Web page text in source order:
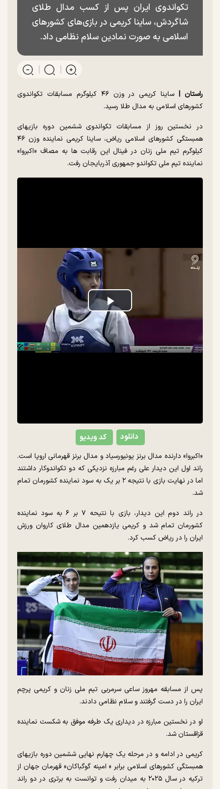
تکواندوی ایران پس از کسب مدال طلای
شاگردش، ساینا کریمی در بازی‌های کشورهای
اسلامی به صورت نمادین سلام نظامی داد.
راستان |
ساینا کریمی در وزن ۴۶ کیلوگرم مسابقات تکواندوی
کشورهای اسلامی به مدال طلا رسید.
در نخستین روز از مسابقات تکواندوی ششمین دوره بازیهای
همبستگی‌ کشورهای اسلامی ریاض، ساینا کریمی نماینده وزن ۴۶
کیلوگرم تیم ملی زنان در فینال این رقابت ها به مصاف «اکبروا»‌
نماینده تیم ملی تکواندو جمهوری آذربایجان رفت.
Play
Video
کد ویدیو دانلود
«اکبروا» دارنده مدال برنز یونیورسیاد و مدال برنز قهرمانی اروپا است.
راند اول این دیدار علی رغم مبارزه نزدیکی که دو تکواندوکار داشتند
اما در نهایت بازی با نتیجه ۲ بر یک‌ به سود نماینده کشورمان تمام
شد.
در راند دوم این دیدار، بازی با نتیحه ۷ بر ۶ به سود نماینده
کشورمان تمام شد و کریمی یازدهمین مدال طلای کاروان ورزش
ایران را در ریاض کسب کرد.
پس از مسابقه مهروز ساعی سرمربی تیم ملی زنان و کریمی پرچم
ایران را در دست گرفتند و سلام نظامی دادند.
او در نخستین مبارزه در دیداری یک طرفه موفق به شکست نماینده
قزاقستان شد.
کریمی در ادامه و در مرحله یک چهارم نهایی ششمین دوره بازیهای
همبستگی کشورهای اسلامی برابر « امینه گوگباکان» قهرمان جهان از
ترکیه در سال ۲۰۲۵ به میدان رفت و توانست به برتری در دو راند